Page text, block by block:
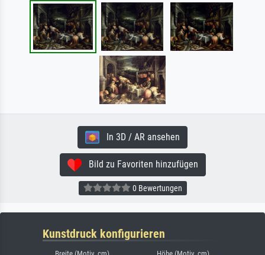
In 3D / AR ansehen
Bild zu Favoriten hinzufügen
0 Bewertungen
Kunstdruck konfigurieren